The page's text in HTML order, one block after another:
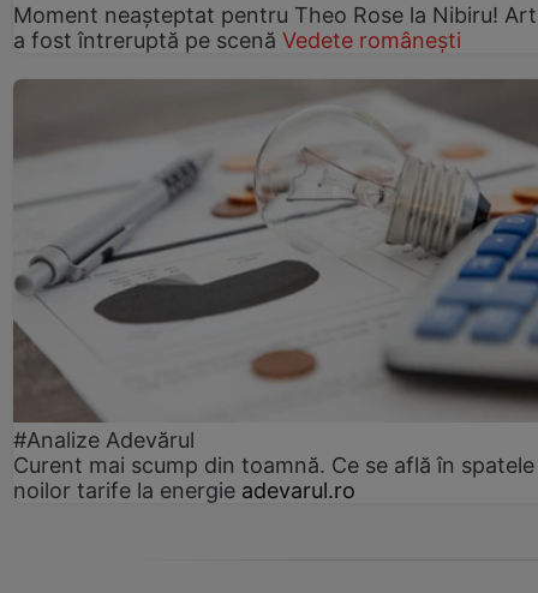
Moment neașteptat pentru Theo Rose la Nibiru!
a fost întreruptă pe scenă Vedete românești
#Analize Adevărul
Curent mai scump din toamnă. Ce se află în spatele
noilor tarife la energie adevarul.ro